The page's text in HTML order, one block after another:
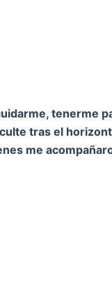
tenerme
tras el
me